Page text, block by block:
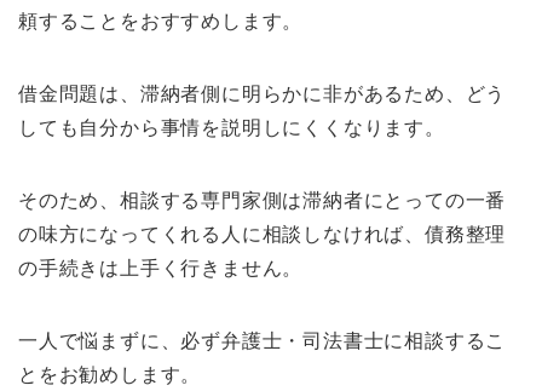
頼することをおすすめします。
借金問題は、滞納者側に明らかに非があるため、どう
しても自分から事情を説明しにくくなります。
そのため、相談する専門家側は滞納者にとっての一番
の味方になってくれる人に相談しなければ、債務整理
の手続きは上手く行きません。
一人で悩まずに、必ず弁護士・司法書士に相談するこ
とをお勧めします。